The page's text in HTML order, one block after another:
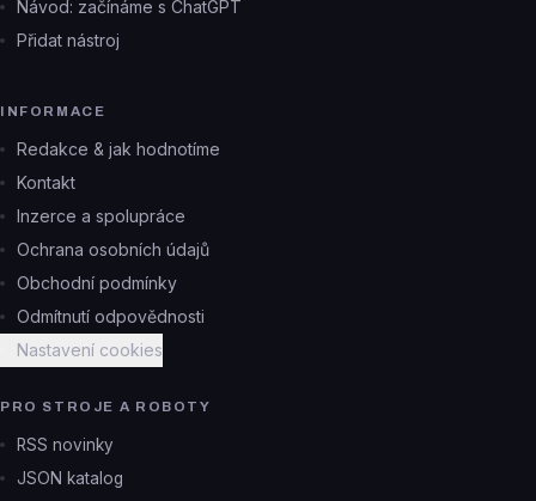
Návod: začínáme s ChatGPT
Přidat nástroj
INFORMACE
Redakce & jak hodnotíme
Kontakt
Inzerce a spolupráce
Ochrana osobních údajů
Obchodní podmínky
Odmítnutí odpovědnosti
Nastavení cookies
PRO STROJE A ROBOTY
RSS novinky
JSON katalog